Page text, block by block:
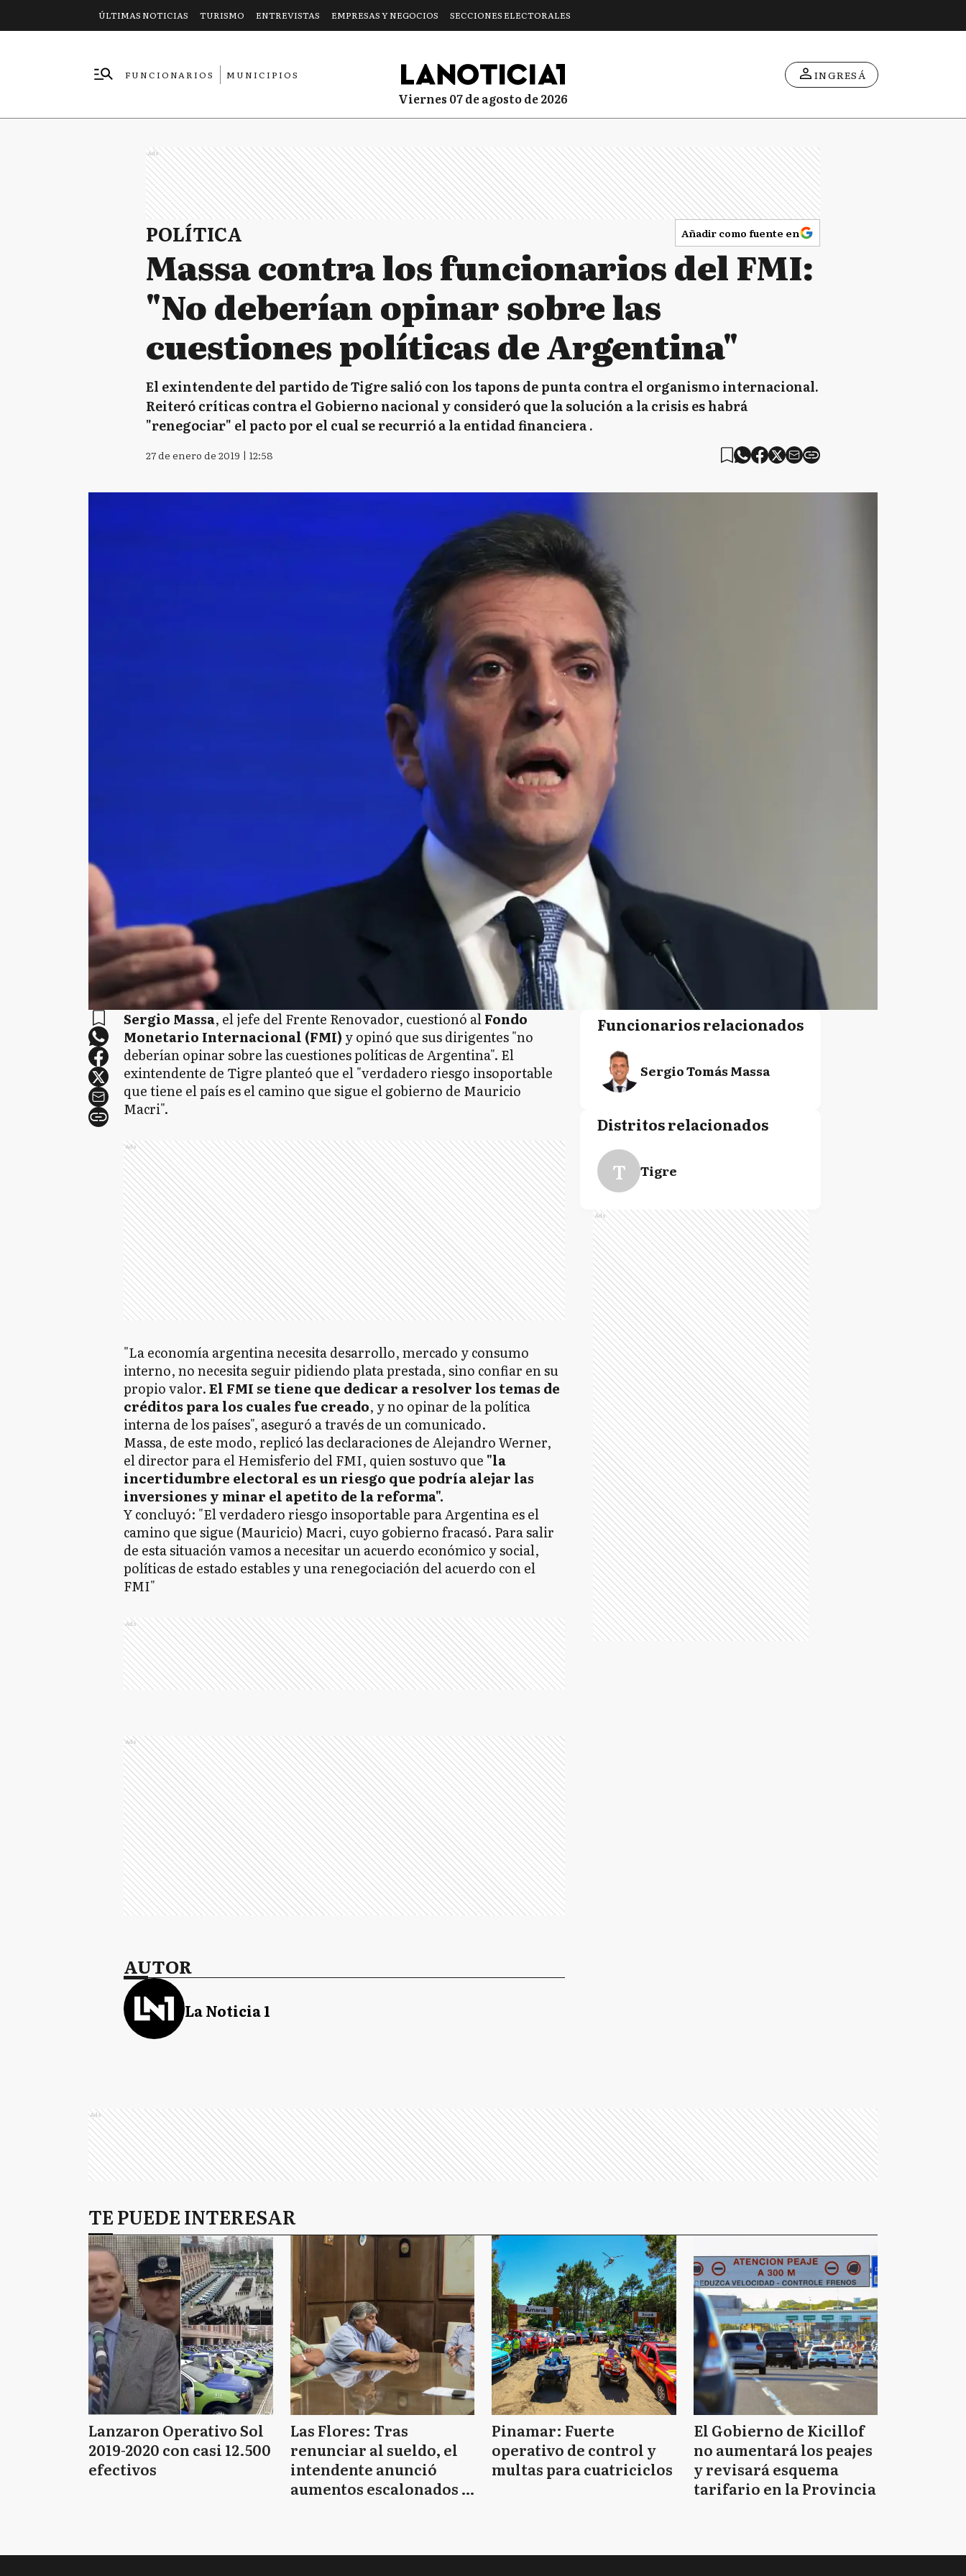
ÚLTIMAS NOTICIAS TURISMO ENTREVISTAS EMPRESAS Y NEGOCIOS SECCIONES ELECTORALES
FUNCIONARIOS
MUNICIPIOS
viernes 07 de agosto de 2026
INGRESÁ
Ads
POLÍTICA Añadir como fuente en
Massa contra los funcionarios del FMI:
"No deberían opinar sobre las
cuestiones políticas de Argentina"
El exintendente del partido de Tigre salió con los tapons de punta contra el organismo internacional.
Reiteró críticas contra el Gobierno nacional y consideró que la solución a la crisis es habrá
"renegociar" el pacto por el cual se recurrió a la entidad financiera .
27 de enero de 2019 | 12:58
Sergio Massa, el jefe del Frente Renovador, cuestionó alFondo
Monetario Internacional (FMI) y opinó que sus dirigentes "no
deberían opinar sobre las cuestiones políticas de Argentina". El
exintendente de Tigre planteó que el "verdadero riesgo insoportable
que tiene el país es el camino que sigue el gobierno de Mauricio
Macri".
Ads
"La economía argentina necesita desarrollo, mercado y consumo
interno, no necesita seguir pidiendo plata prestada, sino confiar en su
propio valor.El FMI se tiene que dedicar a resolver los temas de
créditos para los cuales fue creado, y no opinar de la política
interna de los países", aseguró a través de un comunicado.
Massa, de este modo, replicó las declaraciones de Alejandro Werner,
el director para el Hemisferio del FMI, quien sostuvo que "la
incertidumbre electoral es un riesgo que podría alejar las
inversiones y minar el apetito de la reforma".
Y concluyó: "El verdadero riesgo insoportable para Argentina es el
camino que sigue (Mauricio) Macri, cuyo gobierno fracasó. Para salir
de esta situación vamos a necesitar un acuerdo económico y social,
políticas de estado estables y una renegociación del acuerdo con el
FMI"
Ads
Ads
AUTOR
La Noticia 1
Funcionarios relacionados
Sergio Tomás Massa
Distritos relacionados
T Tigre
Ads
Ads
TE PUEDE INTERESAR
Lanzaron Operativo Sol
2019-2020 con casi 12.500
efectivos
Las Flores: Tras
renunciar al sueldo, el
intendente anunció
aumentos escalonados y
Pinamar: Fuerte
operativo de control y
multas para cuatriciclos
El Gobierno de Kicillof
no aumentará los peajes
y revisará esquema
tarifario en la Provincia